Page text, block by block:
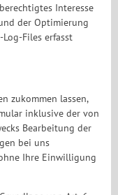
Interesse
der Optimierung
Files erfasst
zukommen lassen,
inklusive der von
Bearbeitung der
bei uns
Ihre Einwilligung